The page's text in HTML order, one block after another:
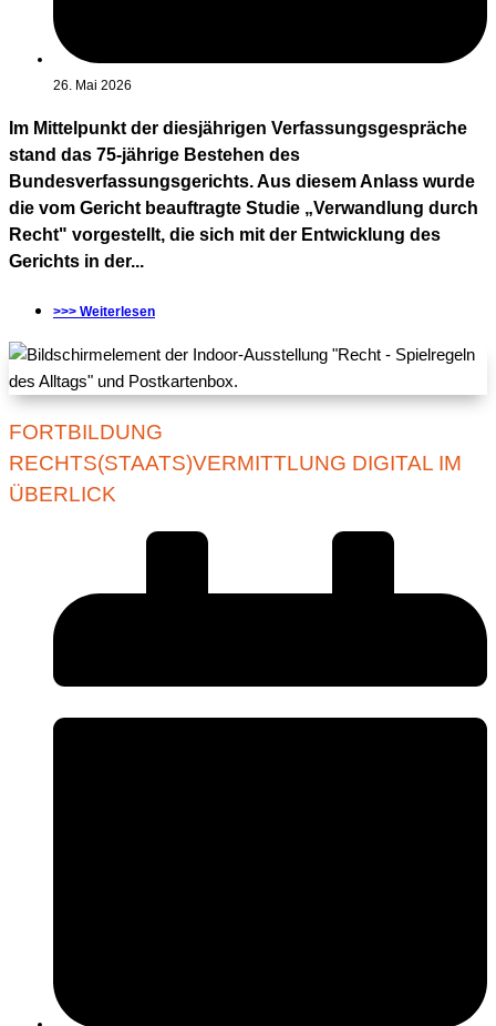
26. Mai 2026
Im Mittelpunkt der diesjährigen Verfassungsgespräche
stand das 75-jährige Bestehen des
Bundesverfassungsgerichts. Aus diesem Anlass wurde
die vom Gericht beauftragte Studie „Verwandlung durch
Recht" vorgestellt, die sich mit der Entwicklung des
Gerichts in der...
>>> Weiterlesen
FORTBILDUNG
RECHTS(STAATS)VERMITTLUNG DIGITAL IM
ÜBERLICK